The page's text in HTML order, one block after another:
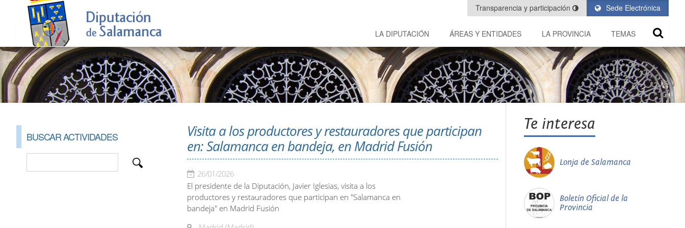
Sede Electrónica
Transparencia y participación
LA DIPUTACIÓN ÁREAS Y ENTIDADES LA PROVINCIA TEMAS
BUSCAR ACTIVIDADES
Visita a los productores y restauradores que participan
en: Salamanca en bandeja, en Madrid Fusión
26/01/2026
El presidente de la Diputación, Javier Iglesias, visita a los
productores y restauradores que participan en "Salamanca en
bandeja" en Madrid Fusión
Te interesa
Lonja de Salamanca
Boletín Oficial de la
Provincia